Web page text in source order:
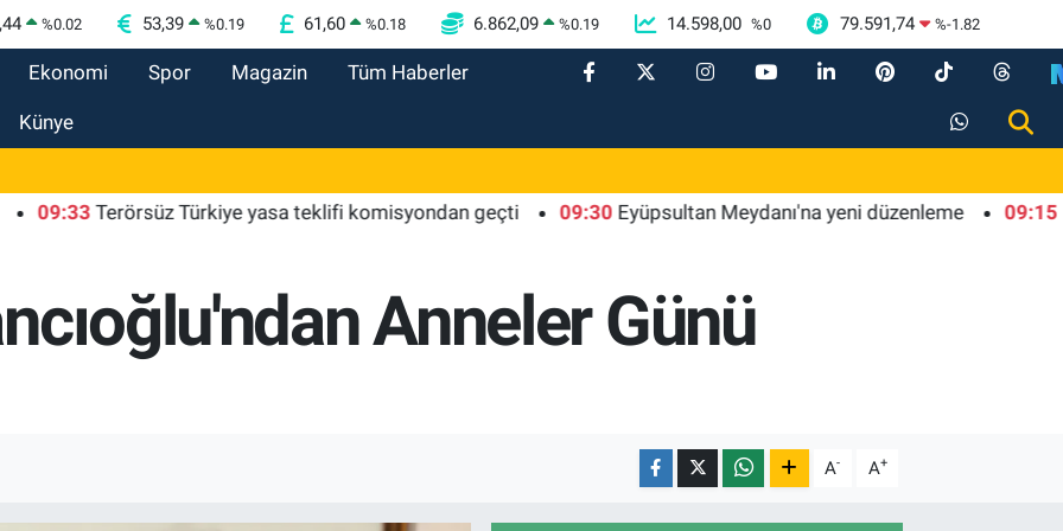
%0.02 53,39 %0.19 61,60 %0.18 6.862,09 %0.19 14.598,00 %0 79.591,74 %-1.82
Ekonomi Spor Magazin Tüm Haberler
Künye
Terörsüz Türkiye yasa teklifi komisyondan geçti 09:30 Eyüpsultan Meydanı'na yeni düzenleme 09:15 Rize
Anneler Günü
A- A+